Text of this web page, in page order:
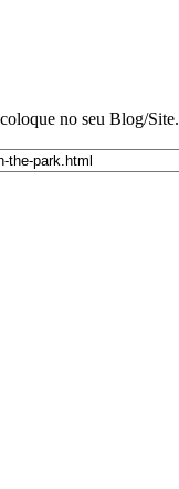
no seu Blog/Site.